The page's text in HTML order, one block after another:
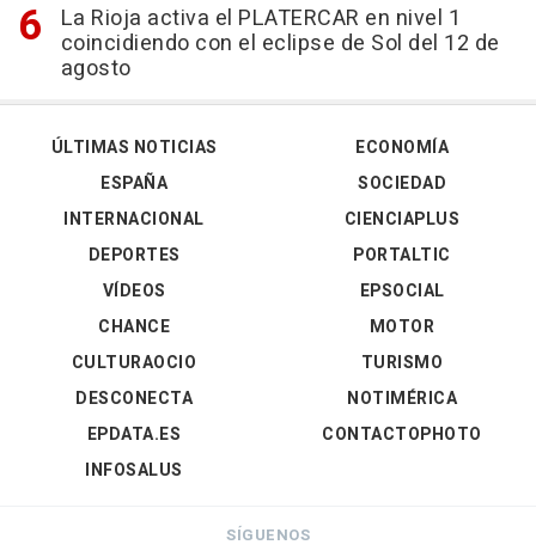
La Rioja activa el PLATERCAR en nivel 1
coincidiendo con el eclipse de Sol del 12 de
agosto
ÚLTIMAS NOTICIAS
ESPAÑA
INTERNACIONAL
DEPORTES
VÍDEOS
ECONOMÍA
SOCIEDAD
CIENCIAPLUS
PORTALTIC
EPSOCIAL
CHANCE
CULTURAOCIO
DESCONECTA
EPDATA.ES
INFOSALUS
MOTOR
TURISMO
NOTIMÉRICA
CONTACTOPHOTO
SÍGUENOS